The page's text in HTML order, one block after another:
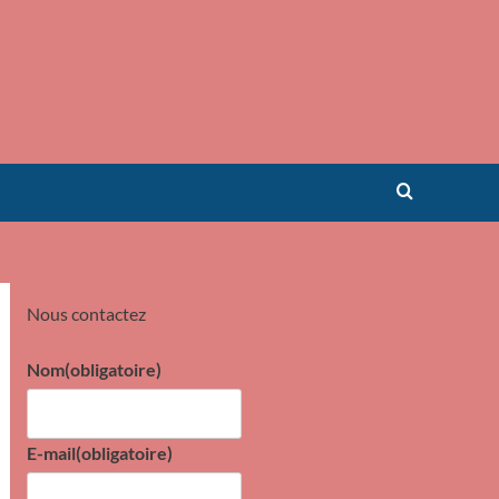
Nous contactez
Nom(obligatoire)
E-mail(obligatoire)